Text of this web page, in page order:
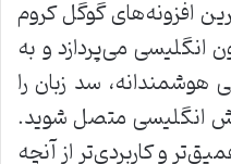
افزونه‌های گوگل کروم
انگلیسی می‌پردازد و به
هوشمندانه، سد زبان را
انگلیسی متصل شوید.
و کاربردی‌تر از آنچه